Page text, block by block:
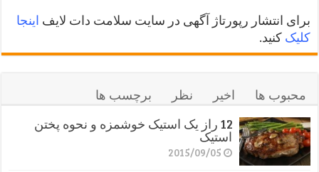
برای انتشار رپورتاژ آگهی در سایت سلامت دات لایف اینجا
کلیک کنید.
محبوب ها اخیر نظر
برچسب ها
12 راز یک استیک خوشمزه و نحوه پختن
استیک
2015/09/05